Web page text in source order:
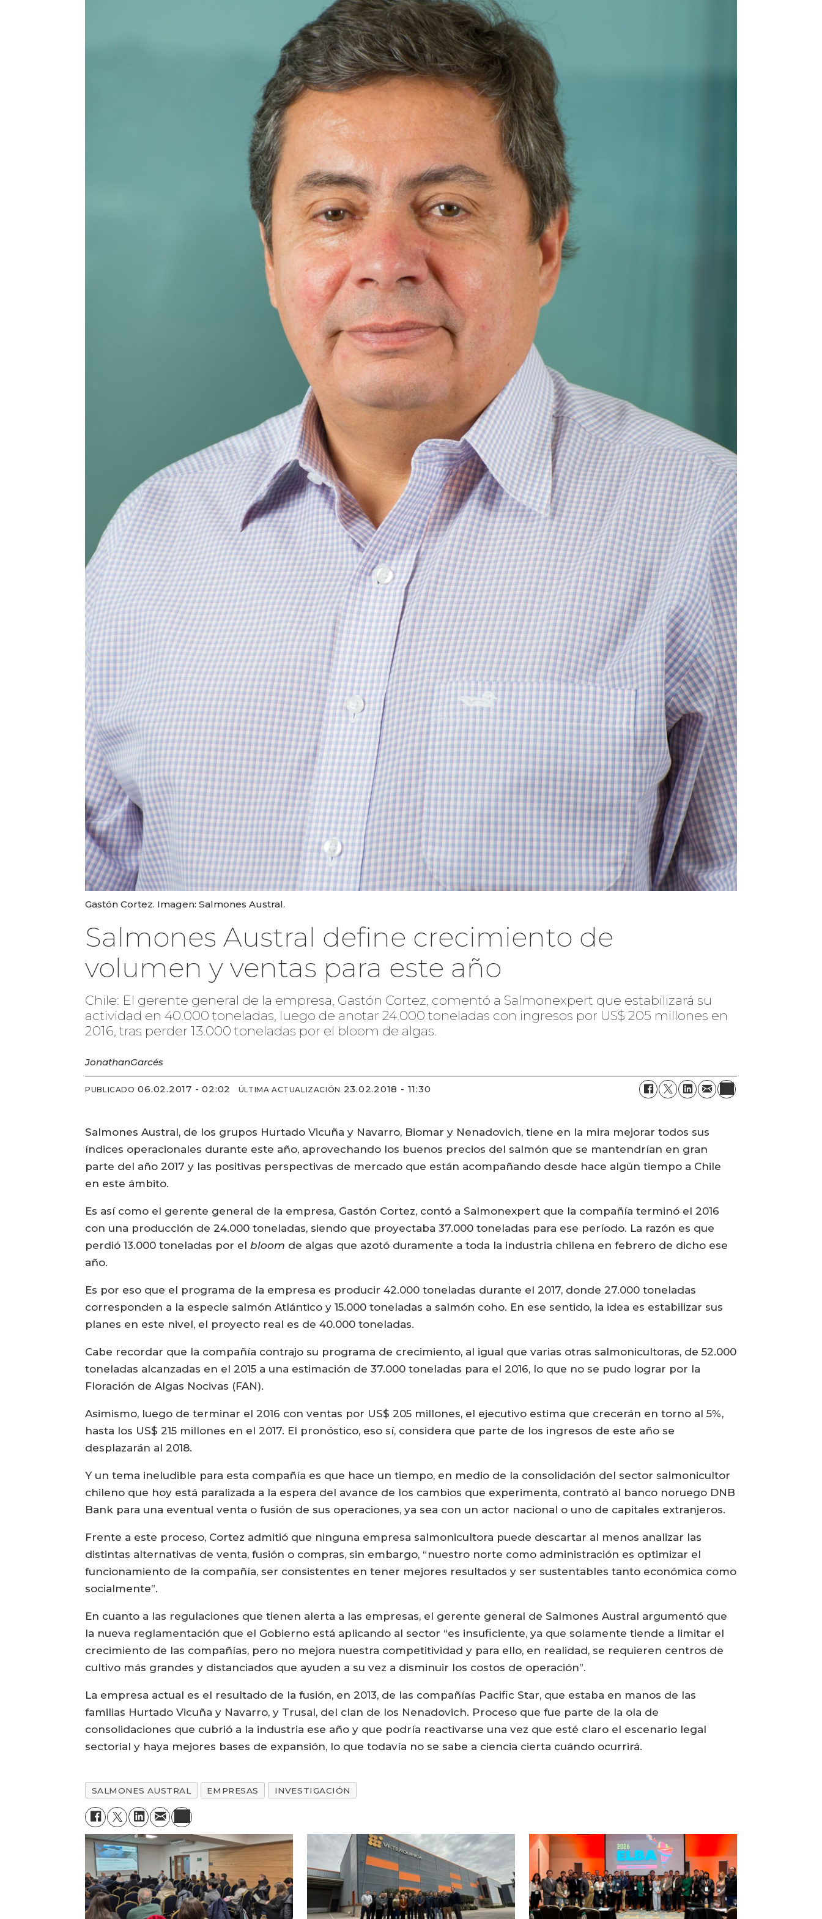
Gastón Cortez. Imagen: Salmones Austral.
Salmones Austral define crecimiento de
volumen y ventas para este año
Chile: El gerente general de la empresa, Gastón Cortez, comentó a Salmonexpert que estabilizará su
actividad en 40.000 toneladas, luego de anotar 24.000 toneladas con ingresos por US$ 205 millones en
2016, tras perder 13.000 toneladas por el bloom de algas.
JonathanGarcés
PUBLICADO 06.02.2017 - 02:02 ÚLTIMA ACTUALIZACIÓN 23.02.2018 - 11:30
Salmones Austral, de los grupos Hurtado Vicuña y Navarro, Biomar y Nenadovich, tiene en la mira mejorar todos sus
índices operacionales durante este año, aprovechando los buenos precios del salmón que se mantendrían en gran
parte del año 2017 y las positivas perspectivas de mercado que están acompañando desde hace algún tiempo a Chile
en este ámbito.
Es así como el gerente general de la empresa, Gastón Cortez, contó a Salmonexpert que la compañía terminó el 2016
con una producción de 24.000 toneladas, siendo que proyectaba 37.000 toneladas para ese período. La razón es que
perdió 13.000 toneladas por el bloom de algas que azotó duramente a toda la industria chilena en febrero de dicho ese
año.
Es por eso que el programa de la empresa es producir 42.000 toneladas durante el 2017, donde 27.000 toneladas
corresponden a la especie salmón Atlántico y 15.000 toneladas a salmón coho. En ese sentido, la idea es estabilizar sus
planes en este nivel, el proyecto real es de 40.000 toneladas.
Cabe recordar que la compañía contrajo su programa de crecimiento, al igual que varias otras salmonicultoras, de 52.000
toneladas alcanzadas en el 2015 a una estimación de 37.000 toneladas para el 2016, lo que no se pudo lograr por la
Floración de Algas Nocivas (FAN).
Asimismo, luego de terminar el 2016 con ventas por US$ 205 millones, el ejecutivo estima que crecerán en torno al 5%,
hasta los US$ 215 millones en el 2017. El pronóstico, eso sí, considera que parte de los ingresos de este año se
desplazarán al 2018.
Y un tema ineludible para esta compañía es que hace un tiempo, en medio de la consolidación del sector salmonicultor
chileno que hoy está paralizada a la espera del avance de los cambios que experimenta, contrató al banco noruego DNB
Bank para una eventual venta o fusión de sus operaciones, ya sea con un actor nacional o uno de capitales extranjeros.
Frente a este proceso, Cortez admitió que ninguna empresa salmonicultora puede descartar al menos analizar las
distintas alternativas de venta, fusión o compras, sin embargo, “nuestro norte como administración es optimizar el
funcionamiento de la compañía, ser consistentes en tener mejores resultados y ser sustentables tanto económica como
socialmente”.
En cuanto a las regulaciones que tienen alerta a las empresas, el gerente general de Salmones Austral argumentó que
la nueva reglamentación que el Gobierno está aplicando al sector “es insuficiente, ya que solamente tiende a limitar el
crecimiento de las compañías, pero no mejora nuestra competitividad y para ello, en realidad, se requieren centros de
cultivo más grandes y distanciados que ayuden a su vez a disminuir los costos de operación”.
La empresa actual es el resultado de la fusión, en 2013, de las compañías Pacific Star, que estaba en manos de las
familias Hurtado Vicuña y Navarro, y Trusal, del clan de los Nenadovich. Proceso que fue parte de la ola de
consolidaciones que cubrió a la industria ese año y que podría reactivarse una vez que esté claro el escenario legal
sectorial y haya mejores bases de expansión, lo que todavía no se sabe a ciencia cierta cuándo ocurrirá.
SALMONES AUSTRAL EMPRESAS INVESTIGACIÓN